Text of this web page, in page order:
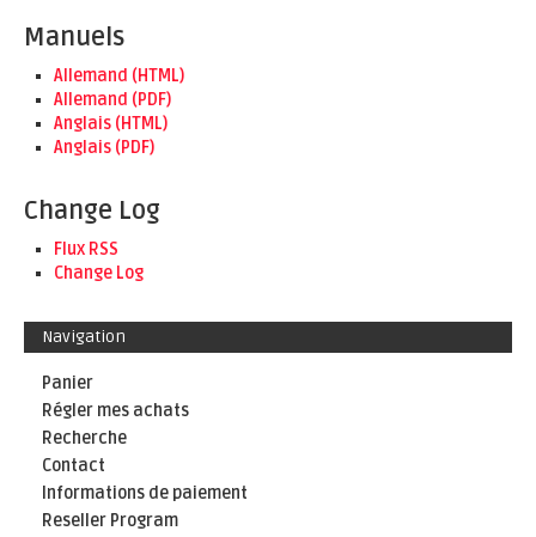
Manuels
Allemand (HTML)
Allemand (PDF)
Anglais (HTML)
Anglais (PDF)
Change Log
Flux RSS
Change Log
Navigation
Panier
Régler mes achats
Recherche
Contact
Informations de paiement
Reseller Program